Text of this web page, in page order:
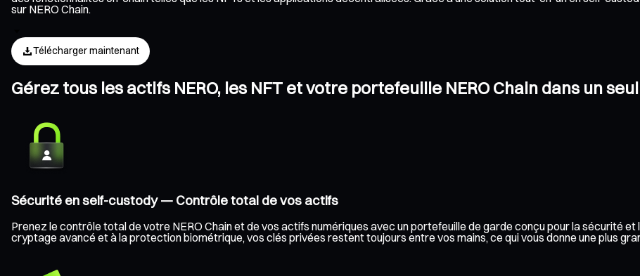
sur NERO Chain.
Télécharger maintenant
Gérez tous les actifs NERO, les NFT et votre portefeuille NERO Chain dans un
Sécurité en self-custody — Contrôle total de vos actifs
Prenez le contrôle total de votre NERO Chain et de vos actifs numériques avec un portefeuille de garde conçu pour la sécurité
cryptage avancé et à la protection biométrique, vos clés privées restent toujours entre vos mains, ce qui vous donne une plus